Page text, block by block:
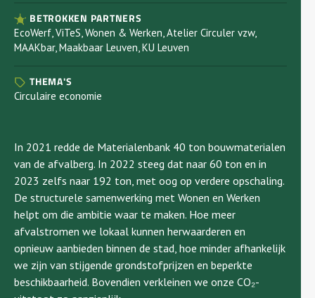
BETROKKEN PARTNERS
EcoWerf, ViTeS, Wonen & Werken, Atelier Circuler vzw,
MAAKbar, Maakbaar Leuven, KU Leuven
THEMA'S
Circulaire economie
In 2021 redde de Materialenbank 40 ton bouwmaterialen
van de afvalberg. In 2022 steeg dat naar 60 ton en in
2023 zelfs naar 192 ton, met oog op verdere opschaling.
De structurele samenwerking met Wonen en Werken
helpt om die ambitie waar te maken. Hoe meer
afvalstromen we lokaal kunnen herwaarderen en
opnieuw aanbieden binnen de stad, hoe minder afhankelijk
we zijn van stijgende grondstofprijzen en beperkte
beschikbaarheid. Bovendien verkleinen we onze CO₂-